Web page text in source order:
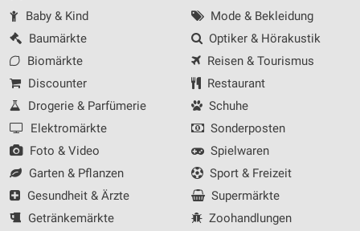
Baby & Kind
Baumärkte
Biomärkte
Discounter
Drogerie & Parfümerie
Elektromärkte
Foto & Video
Garten & Pflanzen
Gesundheit & Ärzte
Getränkemärkte
Mode & Bekleidung
Optiker & Hörakustik
Reisen & Tourismus
Restaurant
Schuhe
Sonderposten
Spielwaren
Sport & Freizeit
Supermärkte
Zoohandlungen
Erstellung von Profilen zur Personalisierung
von Inhalten
Verwendung von Profilen zur Auswahl
personalisierter Inhalte
Messung der Werbeleistung
Messung der Performance von Inhalten
Analyse von Zielgruppen durch Statistiken oder
Kombinationen von Daten aus verschiedenen